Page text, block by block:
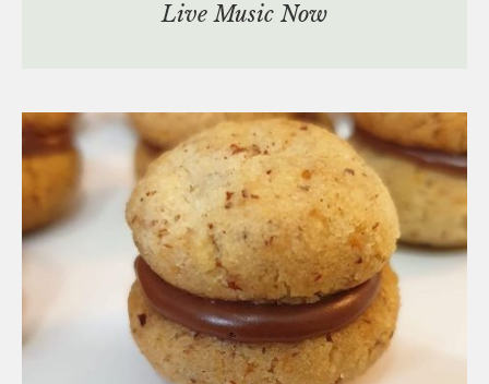
Live Music Now